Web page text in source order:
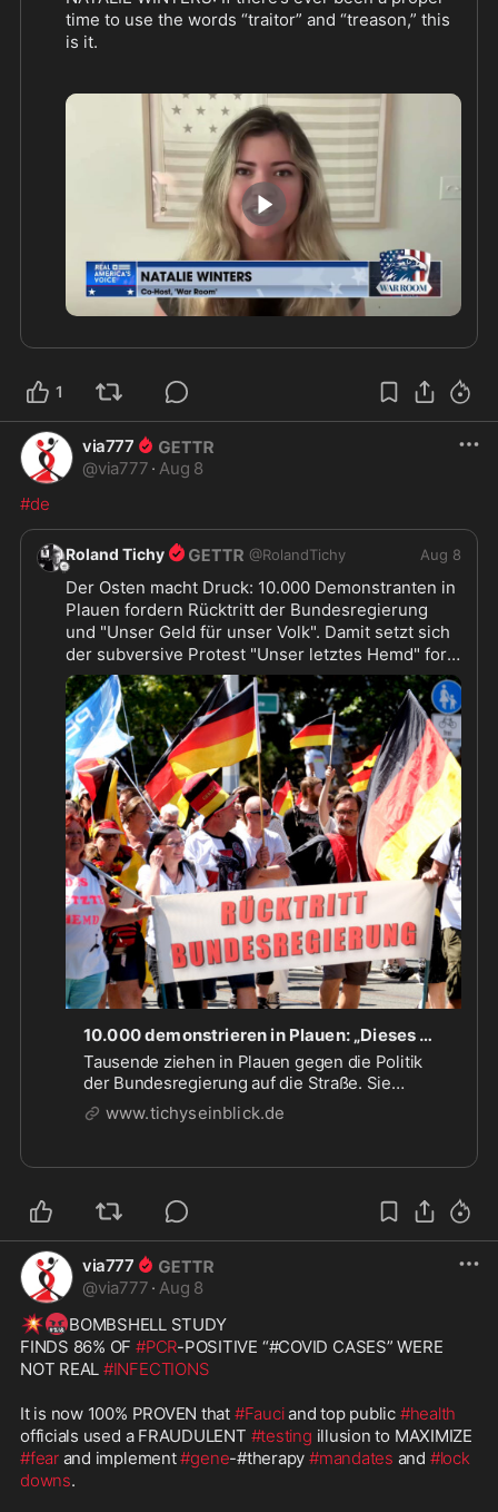
time to use the words “traitor” and “treason,” this
is it.
leaders established a secret back channel with a
PRC spy front to help China better understand
U.S. military plans.
@nataliegwinters
2:39
1
via777
@via777 · Aug 8
#de
Roland Tichy @RolandTichy Aug 8
Der Osten macht Druck: 10.000 Demonstranten in
Plauen fordern Rücktritt der Bundesregierung
und "Unser Geld für unser Volk". Damit setzt sich
der subversive Protest "Unser letztes Hemd" fort.
https://www.tichyseinblick.de/daili-es-senti...
10.000 demonstrieren in Plauen: „Dieses Kartell, diese Regierung muss weg“
Tausende ziehen in Plauen gegen die Politik
der Bundesregierung auf die Straße. Sie
fordern Neuwahlen, einen Kurswechsel bei
Migration und Energie und weniger Staatsfunk.
der Unmut inzwischen reicht.
www.tichyseinblick.de
via777
@via777 · Aug 8
💥🤬BOMBSHELL STUDY
FINDS 86% OF #PCR-POSITIVE “#COVID CASES” WERE
NOT REAL #INFECTIONS
It is now 100% PROVEN that #Fauci and top public #health
officials used a FRAUDULENT #testing
#fear and implement #gene-#therapy #mandates and #lock
downs.